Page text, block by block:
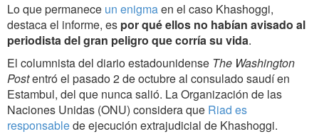
Lo que permanece un enigmaen el caso Khashoggi,
destaca el informe, es por qué ellos no habían avisado al
periodista del gran peligro que corría su vida.
El columnista del diario estadounidense The Washington
Postentró el pasado 2 de octubre al consulado saudí en
Estambul, del que nunca salió. La Organización de las
Naciones Unidas (ONU) considera que Riad es
responsablede ejecución extrajudicial de Khashoggi.